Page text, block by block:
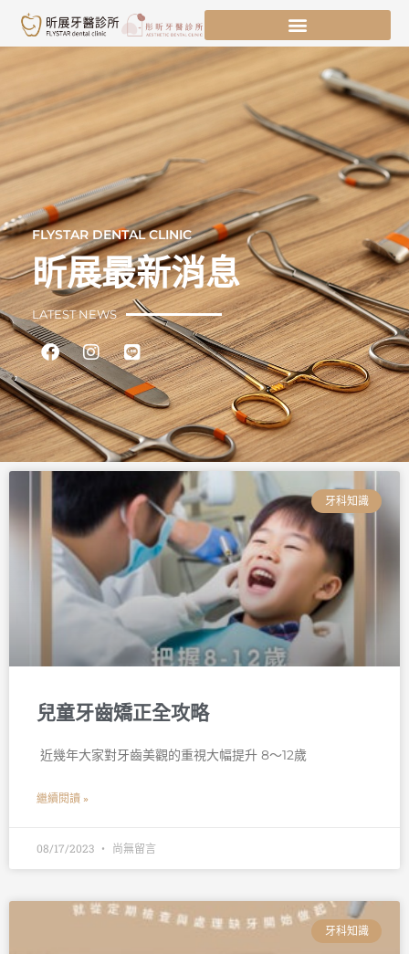
主
容
FLYSTAR DENTAL CLINIC
昕展最新消息
LATEST NEWS
FacebookInstagram
Line
牙科知識
兒童牙齒矯正全攻略
󠀠 近幾年大家對牙齒美觀的重視大幅提升 8～12歲
繼續閱讀 »
08/17/2023 尚無留言
牙科知識
頁
面
頁
面 面 面
頁 頁
面